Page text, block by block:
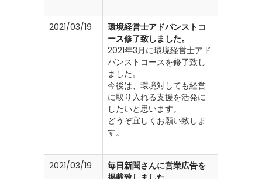
2021/03/19
環境経営士アドバンストコ
ース修了致しました。
2021年3月に環境経営士アド
バンストコースを修了致し
ました。
今後は、環境対しても経営
に取り入れる支援を活発に
したいと思います。
どうぞ宜しくお願い致しま
す。
2021/03/19
毎日新聞さんに営業広告を